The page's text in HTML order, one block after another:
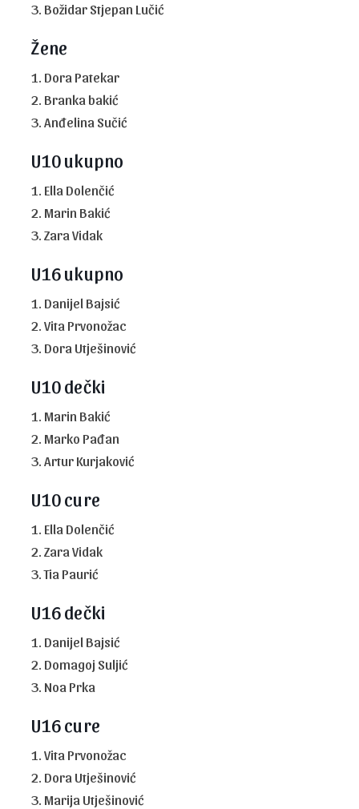
3. Božidar Stjepan Lučić
Žene
1. Dora Patekar
2. Branka bakić
3. Anđelina Sučić
U10 ukupno
1. Ella Dolenčić
2. Marin Bakić
3. Zara Vidak
U16 ukupno
1. Danijel Bajsić
2. Vita Prvonožac
3. Dora Utješinović
U10 dečki
1. Marin Bakić
2. Marko Pađan
3. Artur Kurjaković
U10 cure
1. Ella Dolenčić
2. Zara Vidak
3. Tia Paurić
U16 dečki
1. Danijel Bajsić
2. Domagoj Suljić
3. Noa Prka
U16 cure
1. Vita Prvonožac
2. Dora Utješinović
3. Marija Utješinović